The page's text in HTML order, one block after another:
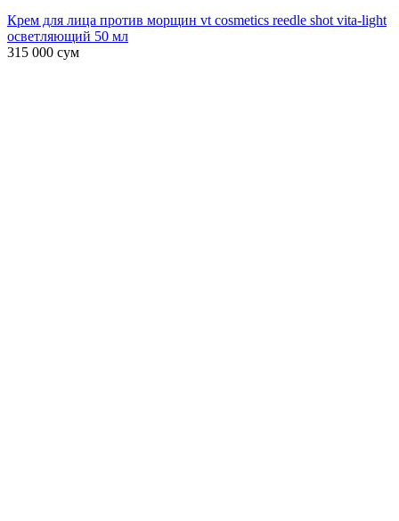
Крем для лица против морщин vt cosmetics reedle shot vita-light
осветляющий 50 мл
315 000 сум